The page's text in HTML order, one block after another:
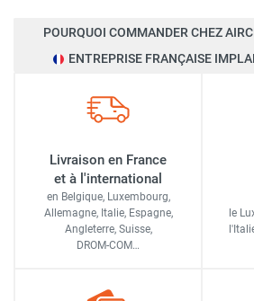
POURQUOI COMMANDER CHEZ
ENTREPRISE FRANÇAISE
Livraison en France
et à l'international
en Belgique, Luxembourg,
Allemagne, Italie, Espagne,
Angleterre, Suisse,
DROM-COM…
le